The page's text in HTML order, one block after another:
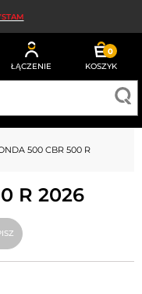
ŁĄCZENIE
0
KOSZYK
DLA MĘŻCZYZN
DAMSKIE
MOTOCYKLOWA
500 CBR 500 R
R 2026